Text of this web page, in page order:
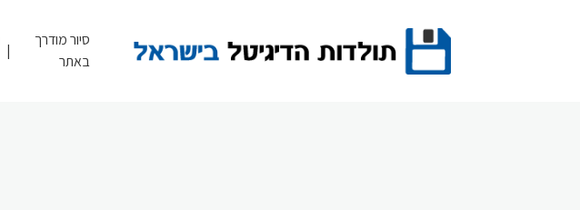
סיור מודרך
באתר